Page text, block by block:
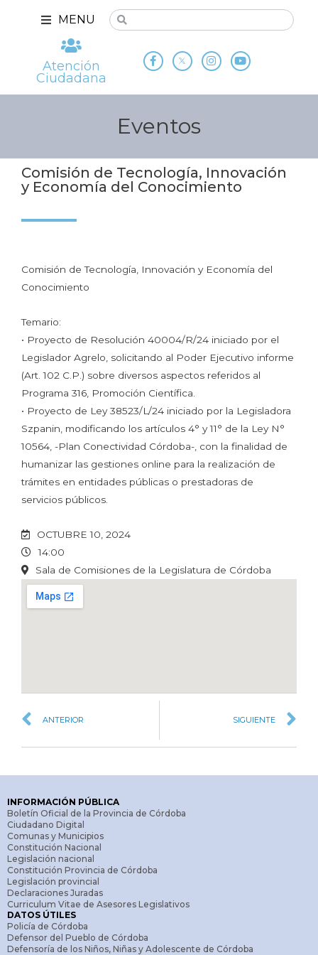
MENU
Atención
Ciudadana
Eventos
Comisión de Tecnología, Innovación
y Economía del Conocimiento
Comisión de Tecnología, Innovación y Economía del
Conocimiento
Temario:
• Proyecto de Resolución 40004/R/24 iniciado por el
Legislador Agrelo, solicitando al Poder Ejecutivo informe
(Art. 102 C.P.) sobre diversos aspectos referidos al
Programa 316, Promoción Científica.
• Proyecto de Ley 38523/L/24 iniciado por la Legisladora
Szpanin, modificando los artículos 4° y 11° de la Ley N°
10564, -Plan Conectividad Córdoba-, con la finalidad de
humanizar las gestiones online para la realización de
trámites en entidades públicas o prestadoras de
servicios públicos.
OCTUBRE 10, 2024
14:00
Sala de Comisiones de la Legislatura de Córdoba
ANTERIOR SIGUIENTE
INFORMACIÓN PÚBLICA
Boletín Oficial de la Provincia de Córdoba
Ciudadano Digital
Comunas y Municipios
Constitución Nacional
Legislación nacional
Constitución Provincia de Córdoba
Legislación provincial
Declaraciones Juradas
Curriculum Vitae de Asesores Legislativos
DATOS ÚTILES
Policía de Córdoba
Defensor del Pueblo de Córdoba
Defensoría de los Niños, Niñas y Adolescente de Córdoba